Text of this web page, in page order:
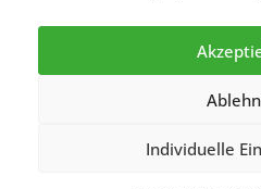
Individuelle